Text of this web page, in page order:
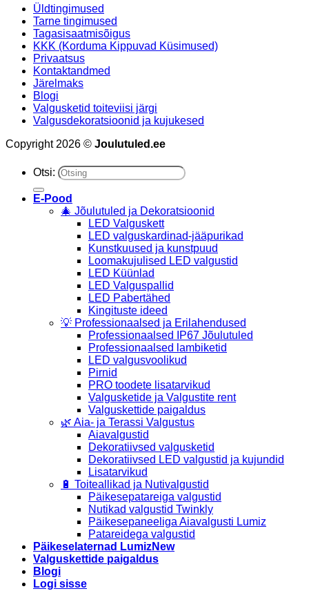
Üldtingimused
Tarne tingimused
Tagasisaatmisõigus
KKK (Korduma Kippuvad Küsimused)
Privaatsus
Kontaktandmed
Järelmaks
Blogi
Valgusketid toiteviisi järgi
Valgusdekoratsioonid ja kujukesed
Copyright 2026 © Joulutuled.ee
Otsi:
E-Pood
🎄 Jõulutuled ja Dekoratsioonid
LED Valguskett
LED valguskardinad-jääpurikad
Kunstkuused ja kunstpuud
Loomakujulised LED valgustid
LED Küünlad
LED Valguspallid
LED Pabertähed
Kingituste ideed
💡 Professionaalsed ja Erilahendused
Professionaalsed IP67 Jõulutuled
Professionaalsed lambiketid
LED valgusvoolikud
Pirnid
PRO toodete lisatarvikud
Valgusketide ja Valgustite rent
Valguskettide paigaldus
🌿 Aia- ja Terassi Valgustus
Aiavalgustid
Dekoratiivsed valgusketid
Dekoratiivsed LED valgustid ja kujundid
Lisatarvikud
🔋 Toiteallikad ja Nutivalgustid
Päikesepatareiga valgustid
Nutikad valgustid Twinkly
Päikesepaneeliga Aiavalgusti Lumiz
Patareidega valgustid
Päikeselaternad Lumiz
Valguskettide paigaldus
Blogi
Logi sisse